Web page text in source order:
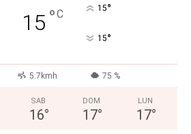
15 °C 15°
15°
5.7kmh 75 %
SAB
16°
DOM
17°
LUN
17°